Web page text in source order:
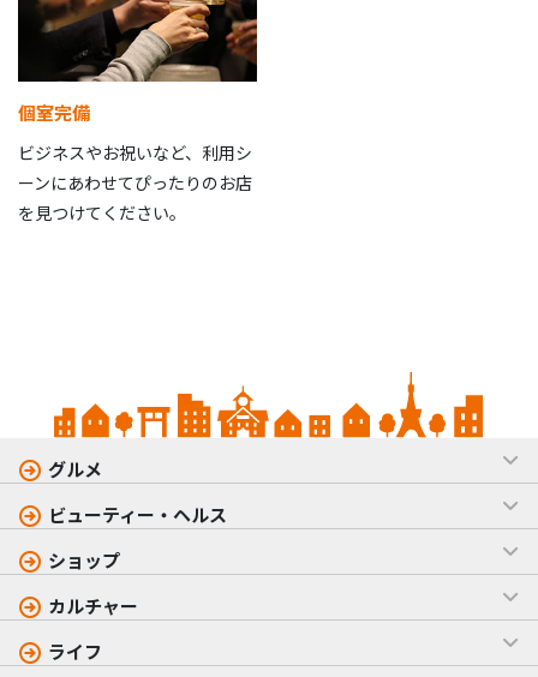
個室完備
ビジネスやお祝いなど、利用シ
ーンにあわせてぴったりのお店
を見つけてください。
グルメ
ビューティー・ヘルス
ショップ
カルチャー
ライフ